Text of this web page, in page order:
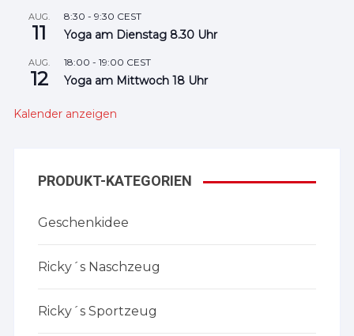
AUG.
11
8:30 -9:30 CEST
Yoga am Dienstag 8.30 Uhr
AUG.
12
18:00 -19:00 CEST
Yoga am Mittwoch 18 Uhr
Kalender anzeigen
PRODUKT-KATEGORIEN
Geschenkidee
Ricky´s Naschzeug
Ricky´s Sportzeug